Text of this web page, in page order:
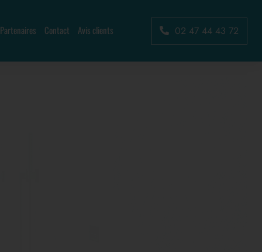
02 47 44 43 72
Partenaires Contact Avis clients